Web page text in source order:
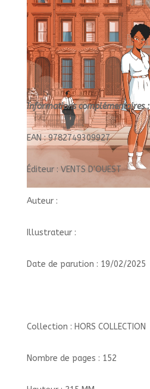
Informations complémentaires :
EAN : 9782749309927
Éditeur : VENTS D'OUEST
Auteur :
Illustrateur :
Date de parution : 19/02/2025
Collection : HORS COLLECTION
Nombre de pages : 152